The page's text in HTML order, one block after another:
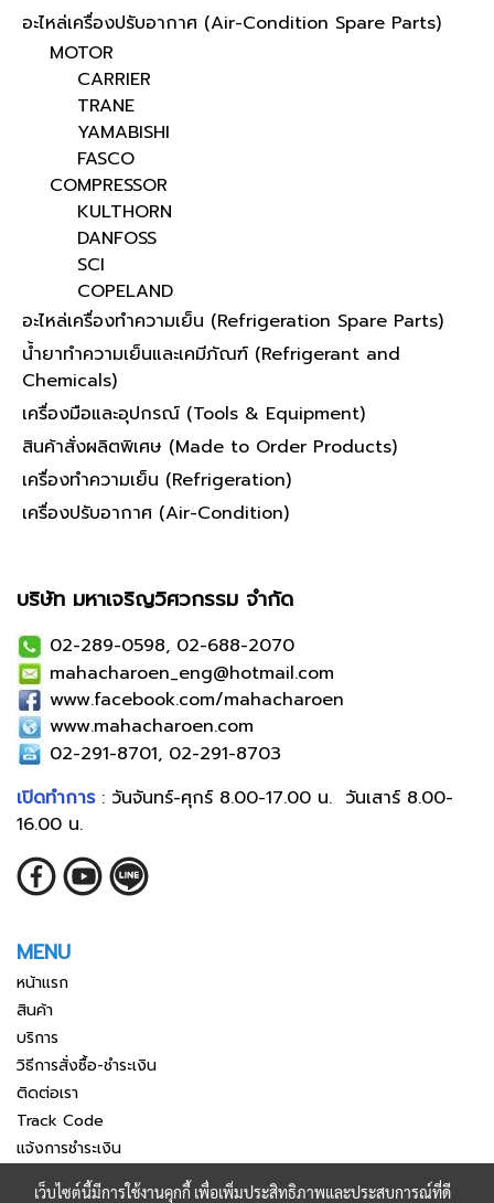
อะไหล่เครื่องปรับอากาศ (Air-Condition Spare Parts)
MOTOR
CARRIER
TRANE
YAMABISHI
FASCO
COMPRESSOR
KULTHORN
DANFOSS
SCI
COPELAND
อะไหล่เครื่องทำความเย็น (Refrigeration Spare Parts)
น้ำยาทำความเย็นและเคมีภัณฑ์ (Refrigerant and
Chemicals)
เครื่องมือและอุปกรณ์ (Tools & Equipment)
สินค้าสั่งผลิตพิเศษ (Made to Order Products)
เครื่องทำความเย็น (Refrigeration)
เครื่องปรับอากาศ (Air-Condition)
บริษัท มหาเจริญวิศวกรรม จำกัด
02-289-0598, 02-688-2070
mahacharoen_eng@hotmail.com
www.facebook.com/mahacharoen
www.mahacharoen.com
02-291-8701, 02-291-8703
เปิดทำการ: วันจันทร์-ศุกร์ 8.00-17.00 น. วันเสาร์ 8.00-
16.00 น.
MENU
หน้าแรก
สินค้า
บริการ
วิธีการสั่งซื้อ-ชำระเงิน
ติดต่อเรา
Track Code
แจ้งการชำระเงิน
เว็บไซต์นี้มีการใช้งานคุกกี้ เพื่อเพิ่มประสิทธิภาพและประสบการณ์ที่ดี